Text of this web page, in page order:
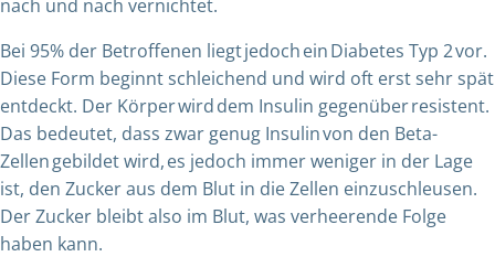
nach und nach vernichtet.
Bei 95% der Betroffenen liegt jedoch ein Diabetes Typ 2 vor.
Diese Form beginnt schleichend und wird oft erst sehr spät
entdeckt. Der Körper wird dem Insulin gegenüber resistent.
Das bedeutet, dass zwar genug Insulin von den Beta-
Zellen gebildet wird, es jedoch immer weniger in der Lage
ist, den Zucker aus dem Blut in die Zellen einzuschleusen.
Der Zucker bleibt also im Blut, was verheerende Folge
haben kann.